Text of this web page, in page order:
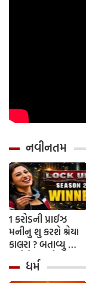
નવીનતમ
1 કરોડની પ્રાઈઝ
મનીનુ શુ કરશે શ્રેયા
કાલરા ? બતાવ્યુ ક્યા
અને કેવી રીતે
કરવાની છે ઈન્વેસ્ટ
ધર્મ